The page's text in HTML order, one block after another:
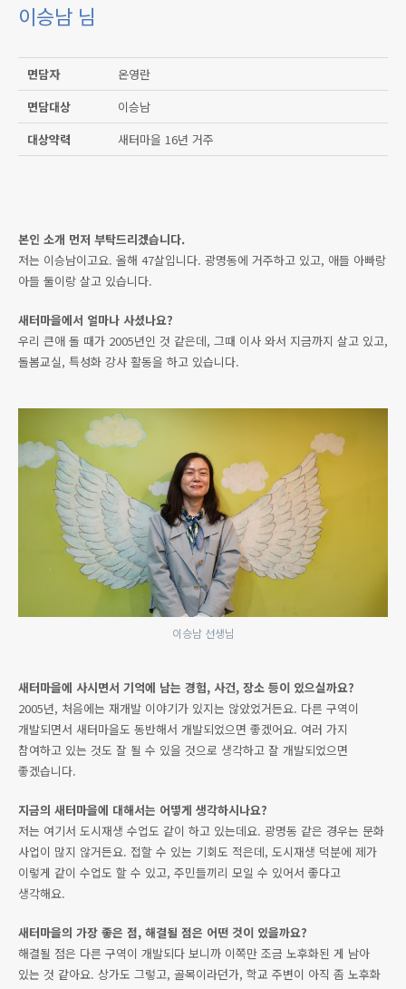
이승남 님
면담자
온영란
면담대상
이승남
대상약력
새터마을 16년 거주
본인 소개 먼저 부탁드리겠습니다.
저는 이승남이고요. 올해 47살입니다. 광명동에 거주하고 있고, 애들 아빠랑
아들 둘이랑 살고 있습니다.
새터마을에서 얼마나 사셨나요?
우리 큰애 돌 때가 2005년인 것 같은데, 그때 이사 와서 지금까지 살고 있고,
돌봄교실, 특성화 강사 활동을 하고 있습니다.
이승남 선생님
새터마을에 사시면서 기억에 남는 경험, 사건, 장소 등이 있으실까요?
2005년, 처음에는 재개발 이야기가 있지는 않았었거든요. 다른 구역이
개발되면서 새터마을도 동반해서 개발되었으면 좋겠어요. 여러 가지
참여하고 있는 것도 잘 될 수 있을 것으로 생각하고 잘 개발되었으면
좋겠습니다.
지금의 새터마을에 대해서는 어떻게 생각하시나요?
저는 여기서 도시재생 수업도 같이 하고 있는데요. 광명동 같은 경우는 문화
사업이 많지 않거든요. 접할 수 있는 기회도 적은데, 도시재생 덕분에 제가
이렇게 같이 수업도 할 수 있고, 주민들끼리 모일 수 있어서 좋다고
생각해요.
새터마을의 가장 좋은 점, 해결될 점은 어떤 것이 있을까요?
해결될 점은 다른 구역이 개발되다 보니까 이쪽만 조금 노후화된 게 남아
있는 것 같아요. 상가도 그렇고, 골목이라던가, 학교 주변이 아직 좀 노후화